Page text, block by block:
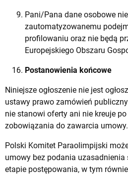
Pani/Pana dane osobowe
zautomatyzowanemu
profilowaniu oraz nie będą
Europejskiego Obszaru
Postanowienia końcowe
Niniejsze ogłoszenie nie jest
ustawy prawo zamówień
nie stanowi oferty ani nie kreuje
zobowiązania do zawarcia umowy.
Polski Komitet Paraolimpijski
umowy bez podania
etapie postępowania, w tym